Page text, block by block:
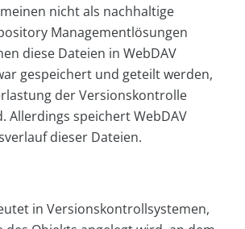
nicht als nachhaltige
Managementlösungen
diese Dateien in WebDAV
gespeichert und geteilt werden,
der Versionskontrolle
Allerdings speichert WebDAV
dieser Dateien.
in Versionskontrollsystemen,